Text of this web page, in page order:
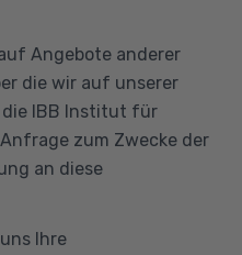
Angebote anderer
die wir auf unserer
die IBB Institut für
zum Zwecke der
an diese
Ihre